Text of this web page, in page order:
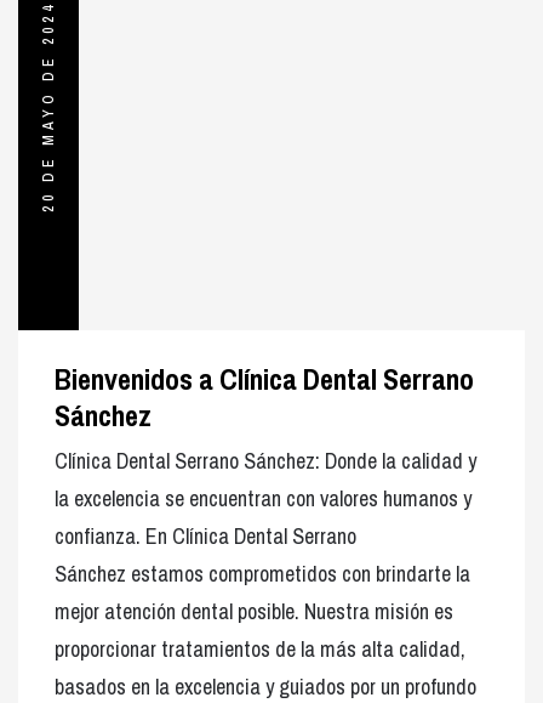
20 DE MAYO DE 2024
Bienvenidos a Clínica Dental Serrano
Sánchez
Clínica Dental Serrano Sánchez: Donde la calidad y
la excelencia se encuentran con valores humanos y
confianza. En Clínica Dental Serrano
Sánchez estamos comprometidos con brindarte la
mejor atención dental posible. Nuestra misión es
proporcionar tratamientos de la más alta calidad,
basados en la excelencia y guiados por un profundo